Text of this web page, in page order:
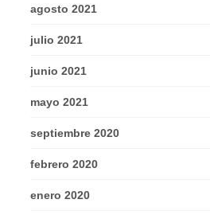
agosto 2021
julio 2021
junio 2021
mayo 2021
septiembre 2020
febrero 2020
enero 2020